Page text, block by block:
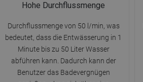
Hohe Durchflussmenge
Durchflussmenge von 50 l/min, was
bedeutet, dass die Entwässerung in 1
Minute bis zu 50 Liter Wasser
abführen kann. Dadurch kann der
Benutzer das Badevergnügen